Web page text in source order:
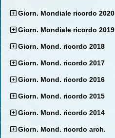
Giorn. Mondiale ricordo 2020
Giorn. Mondiale ricordo 2019
Giorn. Mond. ricordo 2018
Giorn. Mond. ricordo 2017
Giorn. Mond. ricordo 2016
Giorn. Mond. ricordo 2015
Giorn. Mond. ricordo 2014
Giorn. Mond. ricordo arch.